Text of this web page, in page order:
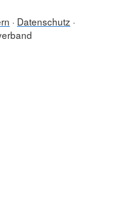
Datenschutz